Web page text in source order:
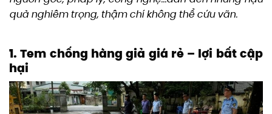
quả nghiêm trọng, thậm chí không thể cứu vãn.
1. Tem chống hàng giả giá rẻ – lợi bất cập
hại